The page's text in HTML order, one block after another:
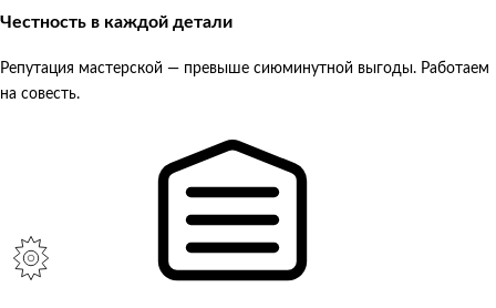
Честность в каждой детали
Репутация мастерской — превыше сиюминутной выгоды. Работаем
на совесть.